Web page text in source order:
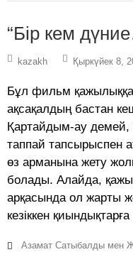
“Бір кем
kazakh Қыркүйек 8,
Бұл фильм
ақсақалдың бастан
Қартайдым-ау демей,
таппай тапсырыспен
өз арманына жету
болады. Алайда,
арқасында ол жарты
кезіккен
Азамат Сатыбалды мен